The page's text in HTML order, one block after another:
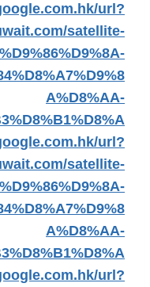
url?
satellite-
A%D8%AA-
url?
satellite-
A%D8%AA-
url?